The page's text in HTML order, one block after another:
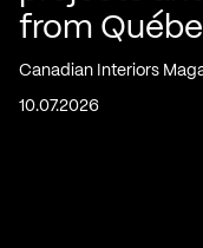
from
Canadian Interiors
10.07.2026